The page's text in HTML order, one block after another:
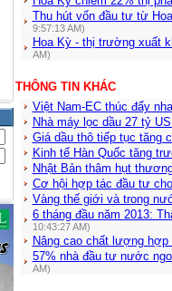
Thu hút vốn đầu tư từ
9:57:13 AM)
Hoa Kỳ - thị trường xuất
AM)
THÔNG TIN KHÁC
Việt Nam-EC thúc đẩy
Nhà máy lọc dầu 27 tỷ
Giá dầu thô tiếp tục tăng
Kinh tế Hàn Quốc tăng
Nhật Bản thâm hụt
Cơ hội hợp tác đầu tư
Vàng thế giới và trong
6 tháng đầu năm 2013:
10:43:27 AM)
Nâng cao chất lượng
57% nhà đầu tư nước
AM)